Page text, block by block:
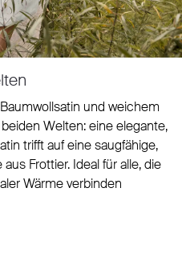
und weichem
Welten: eine elegante,
trifft auf eine saugfähige,
Frottier. Ideal für alle, die
Wärme verbinden